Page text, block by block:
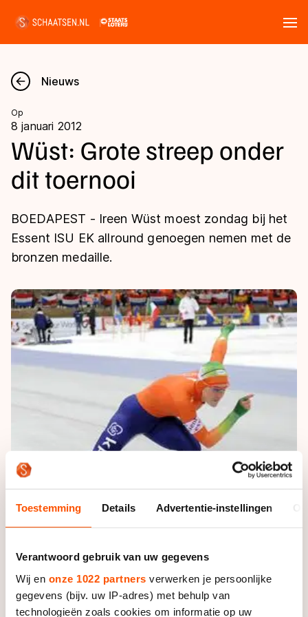
Toestemming Details Advertentie-instellingen
Verantwoord gebruik van uw gegevens
Wij en onze 1022 partners verwerken je persoonlijke
gegevens (bijv. uw IP-adres) met behulp van
technologieën zoals cookies om informatie op uw
Nieuws
Kalender
Disciplines
Langebaan
Shorttrack
Kunstschaatsen
Schoonrijden
Uitslagen
Langebaan
Marathon
Inlineskaten
Kunstschaatsen
Tijden & historie
Ranglijsten Langebaan
Persoonlijke records & tijden
Historie & statistiek
De weg op
Inschrijven wedstrijden
Algemene Nederlandse Schaatstijd
Deze zomer de weg op
Waar kan ik schaatsen en skaten?
Schaatsfans
Alles voor jou als schaatsfan
Livestreams
Word schaatsfan!
Winacties
Olympische Spelen
Olympische Spelen
Medaillespiegel
Olympische uitslagen
Van Jong tot Goud verhalen
Nieuws
Op
8 januari 2012
Wüst: Grote streep onder
dit toernooi
BOEDAPEST - Ireen Wüst moest zondag bij het
Essent ISU EK allround genoegen nemen met de
bronzen medaille.